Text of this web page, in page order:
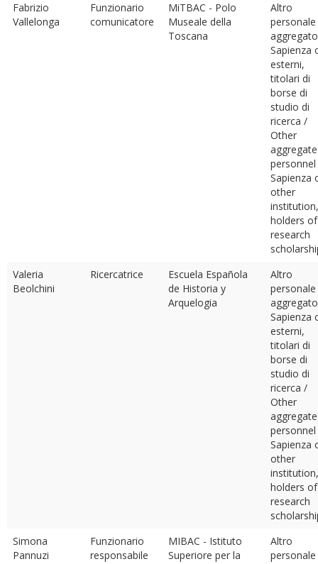
Fabrizio
Vallelonga
Funzionario
comunicatore
MiTBAC - Polo
Museale della
Toscana
Altro
personale
aggregato
Sapienza
esterni,
titolari di
borse di
studio di
ricerca /
Other
aggregate
personnel
Sapienza
other
institution,
holders of
research
Valeria
Beolchini
Ricercatrice
Escuela Española
de Historia y
Arquelogia
Altro
personale
aggregato
Sapienza
esterni,
titolari di
borse di
studio di
ricerca /
Other
aggregate
personnel
Sapienza
other
institution,
holders of
research
Simona
Pannuzi
Funzionario
responsabile
MIBAC - Istituto
Superiore per la
Altro
personale